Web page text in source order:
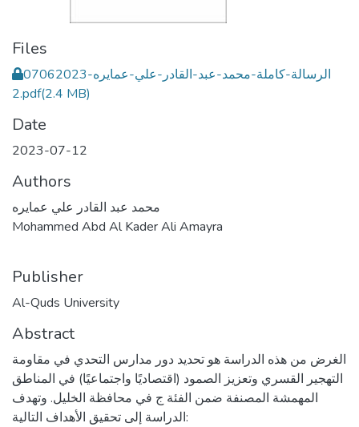
Files
الرسالة-كاملة-محمد-عبد-القادر-علي-عمايره-07062023
2.pdf(2.4 MB)
Date
2023-07-12
Authors
محمد عبد القادر علي عمايره
Mohammed Abd Al Kader Ali Amayra
Publisher
Al-Quds University
Abstract
الغرض من هذه الدراسة هو تحديد دور مدارس التحدي في مقاومة
التهجير القسري وتعزيز الصمود (اقتصاديًا واجتماعيًا) في المناطق
المهمشة المصنفة ضمن الفئة ج في محافظة الخليل. وتهدف
الدراسة إلى تحقيق الأهداف التالية: